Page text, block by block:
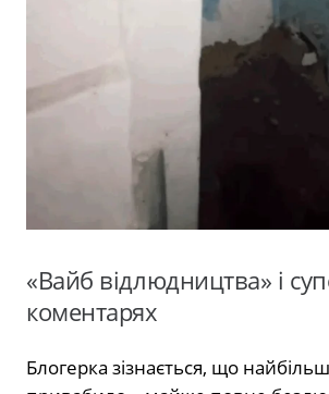
«Вайб відлюдництва» і
коментарях
Блогерка зізнається, що